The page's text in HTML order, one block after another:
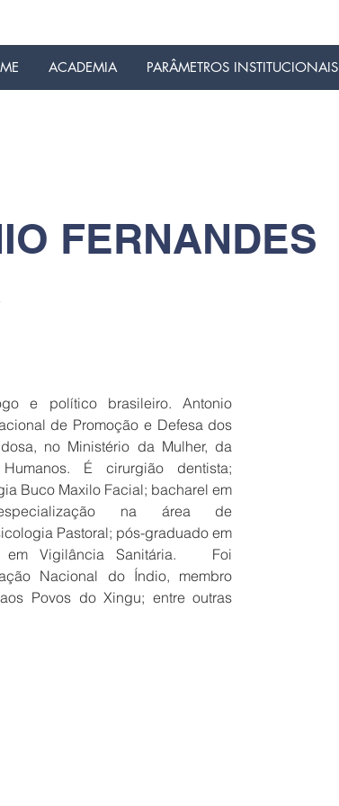
ACADEMIA PARÂMETROS INSTITUCIONAIS
FERNANDES
e político brasileiro. Antonio
de Promoção e Defesa dos
no Ministério da Mulher, da
É cirurgião dentista;
Buco Maxilo Facial; bacharel em
na área de
Pastoral; pós-graduado em
Vigilância Sanitária.   Foi
Nacional do Índio, membro
Povos do Xingu; entre outras